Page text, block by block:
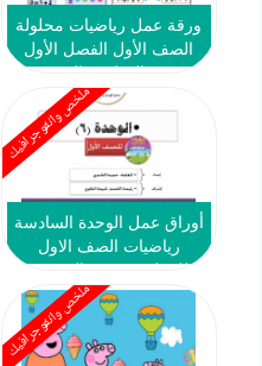
ورقة عمل رياضيات محلولة
الصف الأول الفصل الأول
ملخص وانفوجرافيك
أوراق عمل الوحدة السادسة
رياضيات الصف الاول
2018 2019
ملخص وانفوجرافيك